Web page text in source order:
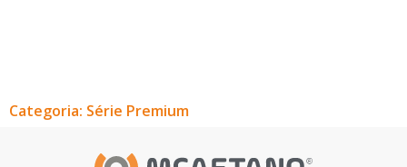
Categoria: Série Premium